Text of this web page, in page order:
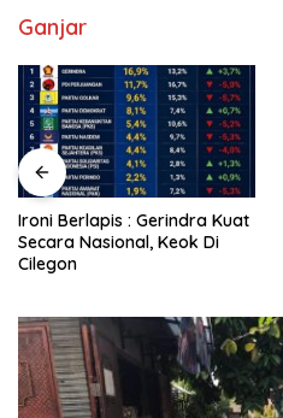
Ganjar
Ironi Berlapis : Gerindra Kuat
Secara Nasional, Keok Di
Cilegon